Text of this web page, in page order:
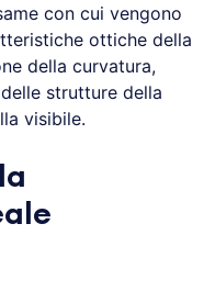
con cui vengono
ottiche della
della curvatura,
strutture della
visibile.